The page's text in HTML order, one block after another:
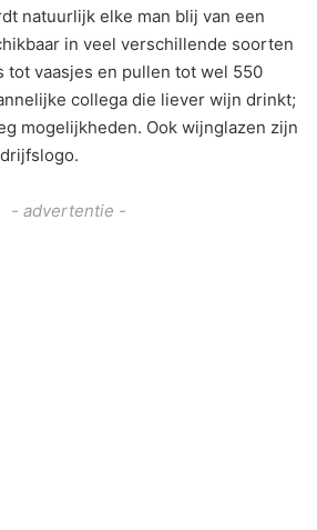
natuurlijk elke man blij van een
in veel verschillende soorten
tot vaasjes en pullen tot wel 550
collega die liever wijn drinkt;
mogelijkheden. Ook wijnglazen zijn
- advertentie -